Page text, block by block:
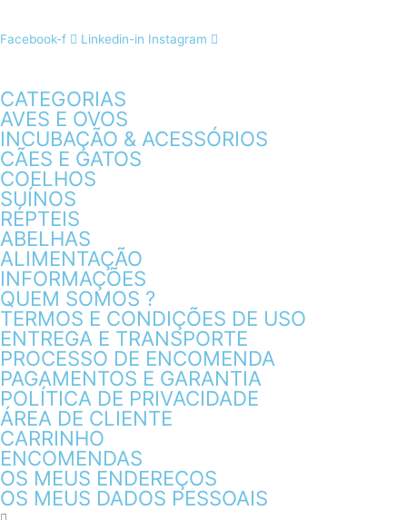
Facebook-f Linkedin-in Instagram
CATEGORIAS
AVES E OVOS
INCUBAÇÃO & ACESSÓRIOS
CÃES E GATOS
COELHOS
SUÍNOS
RÉPTEIS
ABELHAS
ALIMENTAÇÃO
INFORMAÇÕES
QUEM SOMOS ?
TERMOS E CONDIÇÕES DE USO
ENTREGA E TRANSPORTE
PROCESSO DE ENCOMENDA
PAGAMENTOS E GARANTIA
POLÍTICA DE PRIVACIDADE
ÁREA DE CLIENTE
CARRINHO
ENCOMENDAS
OS MEUS ENDEREÇOS
OS MEUS DADOS PESSOAIS